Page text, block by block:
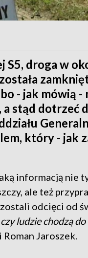
S5, droga w
- jak mówią -
stąd dotrzeć
który - jak
informacją nie
ale też
odcięci od
ludzie chodzą
Jaroszek.